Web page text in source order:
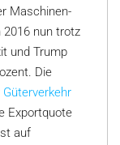
Maschinen-
2016 nun trotz
und Trump
Die
Exportquote
auf